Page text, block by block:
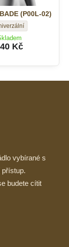
(P00L-02)
Kč
vybírané s
budete cítit